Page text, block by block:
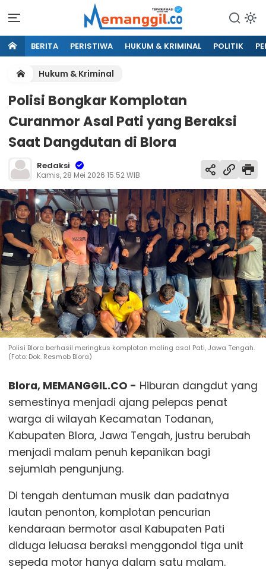
BERITA PERISTIWA HUKUM & KRIMINAL POLITIK
Hukum & Kriminal
Polisi Bongkar Komplotan
Curanmor Asal Pati yang Beraksi
Saat Dangdutan di Blora
Redaksi
Kamis, 28 Mei 2026 15:52 WIB
Polisi Blora berhasil meringkus komplotan maling asal Pati, Jawa Tengah.
(Foto: Dok. Resmob Blora)
Blora, MEMANGGIL.CO - Hiburan dangdut yang
semestinya menjadi ajang pelepas penat
warga di wilayah Kecamatan Todanan,
Kabupaten Blora, Jawa Tengah, justru berubah
menjadi malam penuh kepanikan bagi
sejumlah pengunjung.
Di tengah dentuman musik dan padatnya
lautan penonton, komplotan pencurian
kendaraan bermotor asal Kabupaten Pati
diduga leluasa beraksi menggondol tiga unit
sepeda motor hanya dalam satu malam.